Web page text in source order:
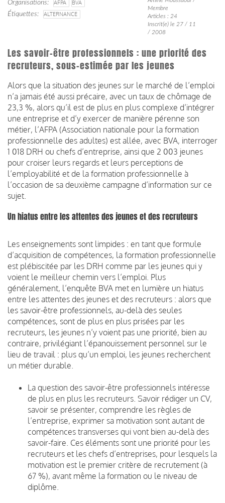
Organisations AFPA
BVA
Étiquettes
ALTERNANCE
Membre
Articles : 24
Inscrit(e) le 27 / 11
/ 2008
Les savoir-être professionnels : une priorité des
recruteurs, sous-estimée par les jeunes
Alors que la situation des jeunes sur le marché de l’emploi
n’a jamais été aussi précaire, avec un taux de chômage de
23,3 %, alors qu’il est de plus en plus complexe d’intégrer
une entreprise et d’y exercer de manière pérenne son
métier, l’AFPA (Association nationale pour la formation
professionnelle des adultes) est allée, avec BVA, interroger
1 018 DRH ou chefs d’entreprise, ainsi que 2 003 jeunes
pour croiser leurs regards et leurs perceptions de
l’employabilité et de la formation professionnelle à
l’occasion de sa deuxième campagne d’information sur ce
sujet.
Un hiatus entre les attentes des jeunes et des recruteurs
Les enseignements sont limpides : en tant que formule
d’acquisition de compétences, la formation professionnelle
est plébiscitée par les DRH comme par les jeunes qui y
voient le meilleur chemin vers l’emploi. Plus
généralement, l’enquête BVA met en lumière un hiatus
entre les attentes des jeunes et des recruteurs : alors que
les savoir-être professionnels, au-delà des seules
compétences, sont de plus en plus prisées par les
recruteurs, les jeunes n’y voient pas une priorité, bien au
contraire, privilégiant l’épanouissement personnel sur le
lieu de travail : plus qu’un emploi, les jeunes recherchent
un métier durable.
La question des savoir-être professionnels intéresse
de plus en plus les recruteurs. Savoir rédiger un CV,
savoir se présenter, comprendre les règles de
l’entreprise, exprimer sa motivation sont autant de
compétences transverses qui vont bien au-delà des
savoir-faire. Ces éléments sont une priorité pour les
recruteurs et les chefs d’entreprises, pour lesquels la
motivation est le premier critère de recrutement (à
67 %), avant même la formation ou le niveau de
diplôme.